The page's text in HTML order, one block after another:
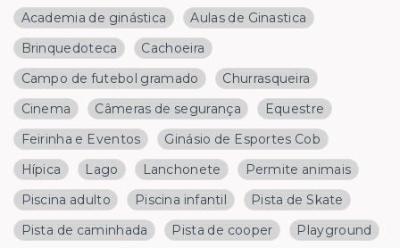
Academia de ginástica
Aulas de Ginastica
Brinquedoteca
Cachoeira
Campo de futebol gramado
Churrasqueira
Cinema
Câmeras de segurança
Equestre
Feirinha e Eventos
Ginásio de Esportes Cob
Hípica
Lago Lanchonete
Permite animais
Piscina adulto
Piscina infantil
Pista de Skate
Pista de caminhada
Pista de cooper
Playground